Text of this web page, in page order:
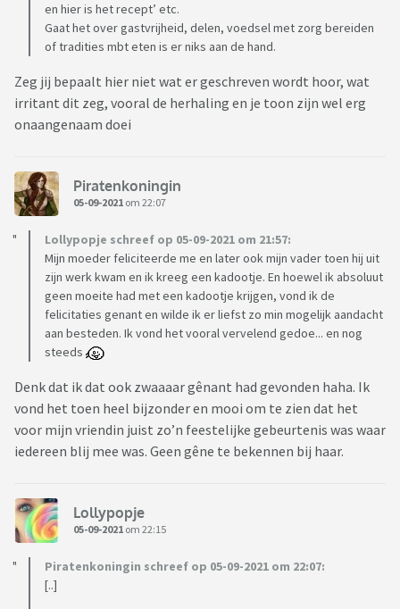
en hier is het recept’ etc.
Gaat het over gastvrijheid, delen, voedsel met zorg bereiden
of tradities mbt eten is er niks aan de hand.
Zeg jij bepaalt hier niet wat er geschreven wordt hoor, wat
irritant dit zeg, vooral de herhaling en je toon zijn wel erg
onaangenaam doei
Piratenkoningin
05-09-2021 om 22:07
Lollypopje schreef op 05-09-2021 om 21:57:
Mijn moeder feliciteerde me en later ook mijn vader toen hij uit
zijn werk kwam en ik kreeg een kadootje. En hoewel ik absoluut
geen moeite had met een kadootje krijgen, vond ik de
felicitaties genant en wilde ik er liefst zo min mogelijk aandacht
aan besteden. Ik vond het vooral vervelend gedoe... en nog
steeds
Denk dat ik dat ook zwaaaar gênant had gevonden haha. Ik
vond het toen heel bijzonder en mooi om te zien dat het
voor mijn vriendin juist zo’n feestelijke gebeurtenis was waar
iedereen blij mee was. Geen gêne te bekennen bij haar.
Lollypopje
05-09-2021 om 22:15
Piratenkoningin schreef op 05-09-2021 om 22:07:
[..]